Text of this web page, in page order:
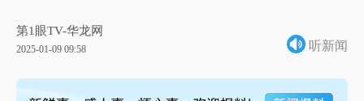
第1眼TV-华龙网
2025-01-09 09:58 听新闻